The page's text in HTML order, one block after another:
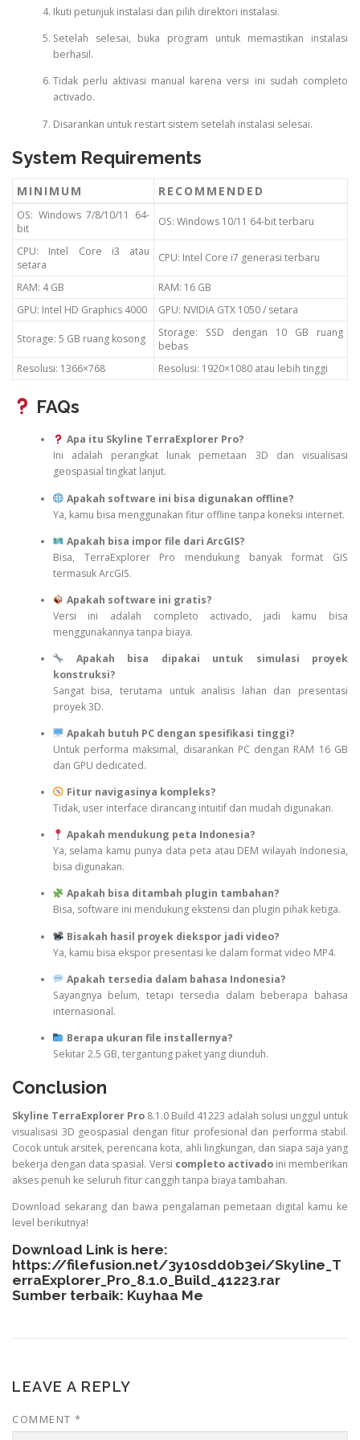
Ikuti petunjuk instalasi dan pilih direktori instalasi.
Setelah selesai, buka program untuk memastikan instalasi
berhasil.
Tidak perlu aktivasi manual karena versi ini sudah completo
activado.
Disarankan untuk restart sistem setelah instalasi selesai.
System Requirements
MINIMUM RECOMMENDED
OS: Windows 7/8/10/11 64-
bit
OS: Windows 10/11 64-bit terbaru
CPU: Intel Core i3 atau
setara
CPU: Intel Core i7 generasi terbaru
RAM: 4 GB
RAM: 16 GB
GPU: Intel HD Graphics 4000
GPU: NVIDIA GTX 1050 / setara
Storage: 5 GB ruang kosong
Storage: SSD dengan 10 GB ruang
bebas
Resolusi: 1366×768
Resolusi: 1920×1080 atau lebih tinggi
FAQs
Apa itu Skyline TerraExplorer Pro?
Ini adalah perangkat lunak pemetaan 3D dan visualisasi
geospasial tingkat lanjut.
Apakah software ini bisa digunakan offline?
Ya, kamu bisa menggunakan fitur offline tanpa koneksi internet.
Apakah bisa impor file dari ArcGIS?
Bisa, TerraExplorer Pro mendukung banyak format GIS
termasuk ArcGIS.
Apakah software ini gratis?
Versi ini adalah completo activado, jadi kamu bisa
menggunakannya tanpa biaya.
Apakah bisa dipakai untuk simulasi proyek
konstruksi?
Sangat bisa, terutama untuk analisis lahan dan presentasi
proyek 3D.
Apakah butuh PC dengan spesifikasi tinggi?
Untuk performa maksimal, disarankan PC dengan RAM 16 GB
dan GPU dedicated.
Fitur navigasinya kompleks?
Tidak, user interface dirancang intuitif dan mudah digunakan.
Apakah mendukung peta Indonesia?
Ya, selama kamu punya data peta atau DEM wilayah Indonesia,
bisa digunakan.
Apakah bisa ditambah plugin tambahan?
Bisa, software ini mendukung ekstensi dan plugin pihak ketiga.
Bisakah hasil proyek diekspor jadi video?
Ya, kamu bisa ekspor presentasi ke dalam format video MP4.
Apakah tersedia dalam bahasa Indonesia?
Sayangnya belum, tetapi tersedia dalam beberapa bahasa
internasional.
Berapa ukuran file installernya?
Sekitar 2.5 GB, tergantung paket yang diunduh.
Conclusion
Skyline TerraExplorer Pro 8.1.0 Build 41223 adalah solusi unggul untuk
visualisasi 3D geospasial dengan fitur profesional dan performa stabil.
Cocok untuk arsitek, perencana kota, ahli lingkungan, dan siapa saja yang
bekerja dengan data spasial. Versi completo activadoini memberikan
akses penuh ke seluruh fitur canggih tanpa biaya tambahan.
Download sekarang dan bawa pengalaman pemetaan digital kamu ke
level berikutnya!
Download Link is here:
https://filefusion.net/3y10sdd0b3ei/Skyline_T
erraExplorer_Pro_8.1.0_Build_41223.rar
Sumber terbaik: Kuyhaa Me
LEAVE A REPLY
COMMENT *